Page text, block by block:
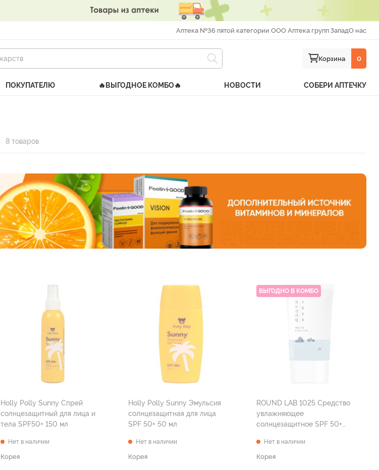
Аптека №36 пятой категории ООО Аптека групп ЗападО нас
Корзина 0
ПОКУПАТЕЛЮ 🔥ВЫГОДНОЕ КОМБО🔥 НОВОСТИ СОБЕРИ АПТЕЧКУ
8 товаров
Holly Polly Sunny Спрей
солнцезащитный для лица и
тела SPF50+ 150 мл
Нет в наличии
Корея
Holly Polly Sunny Эмульсия
солнцезащитная для лица
SPF 50+ 50 мл
Нет в наличии
Корея
ВЫГОДНО В КОМБО
ROUND LAB 1025 Средство
увлажняющее
солнцезащитное SPF 50+
Нет в наличии
Корея